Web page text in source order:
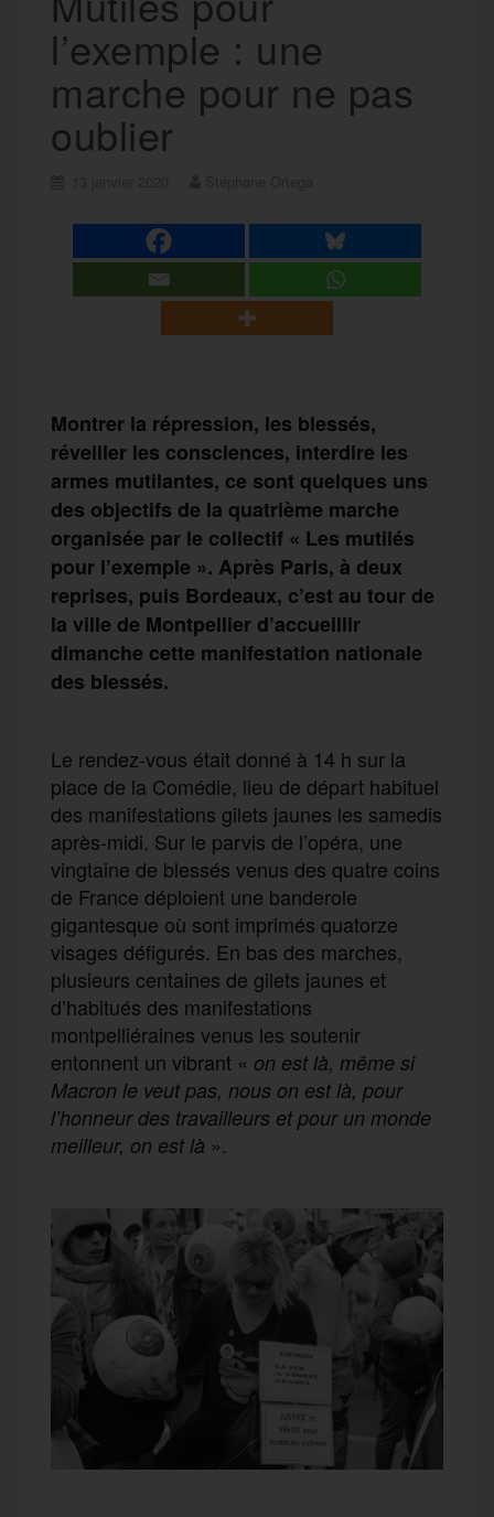
l’exemple : une
marche pour ne pas
oublier
Montrer la répression, les blessés,
réveiller les consciences, interdire les
armes mutilantes, ce sont quelques uns
des objectifs de la quatrième marche
organisée par le collectif « Les mutilés
pour l’exemple ». Après Paris, à deux
reprises, puis Bordeaux, c’est au tour de
la ville de Montpellier d’accueillir
dimanche cette manifestation nationale
des blessés.
Le rendez-vous était donné à 14 h sur la
place de la Comédie, lieu de départ habituel
des manifestations gilets jaunes les samedis
après-midi. Sur le parvis de l’opéra, une
vingtaine de blessés venus des quatre coins
de France déploient une banderole
gigantesque où sont imprimés quatorze
visages défigurés. En bas des marches,
plusieurs centaines de gilets jaunes et
d’habitués des manifestations
montpelliéraines venus les soutenir
entonnent un vibrant « on est là, même si
Macron le veut pas, nous on est là, pour
l’honneur des travailleurs et pour un monde
meilleur, on est là ».